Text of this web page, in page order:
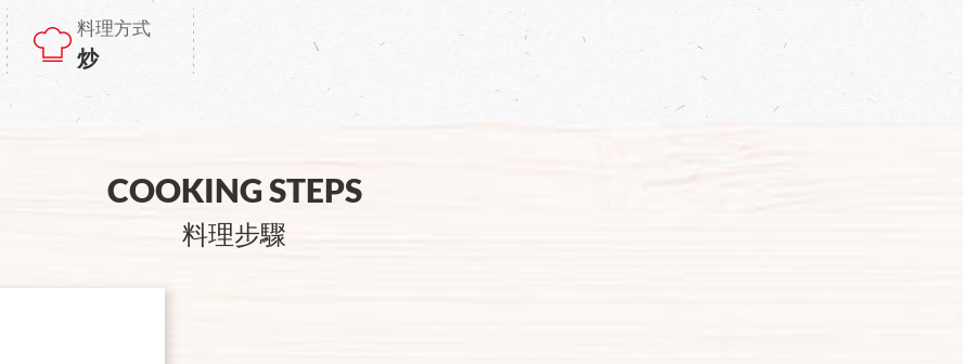
料理方式
炒
COOKING STEPS
料理步驟